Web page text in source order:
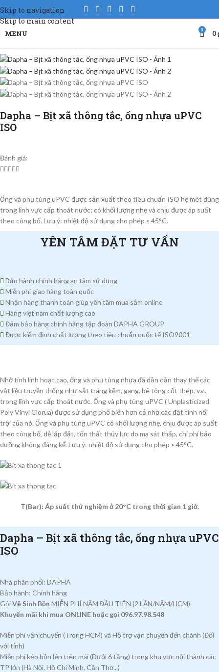
Skip to navigation
Skip to main content
MENU 0 0
Dapha – Bịt xã thông tắc, ống nhựa uPVC
ISO
Đánh giá:

Ống và phụ tùng uPVC được sản xuất theo tiêu chuẩn ISO hệ mét dùng
trong lĩnh vực cấp thoát nước; có khối lượng nhẹ và chịu được áp suất
theo công bố. Lưu ý: nhiệt độ sử dụng cho phép ≤ 45°C.
YÊN TÂM ĐẶT TƯ VẤN
Bảo hành chính hãng an tâm sử dụng
Miễn phí giao hàng toàn quốc
Nhận hàng thanh toán giúp yên tâm mua sắm online
Hàng việt nam chất lượng cao
Đảm bảo hàng chính hãng tập đoàn DAPHA GROUP
Được kiểm định chất lượng theo tiêu chuẩn quốc tế ISO9001
Nhờ tính linh hoạt cao, ống và phụ tùng nhựa đã dần dần thay thế các
vật liệu truyền thống như sắt tráng kẽm, gang, bê tông cốt thép, v.v..
trong lĩnh vực cấp thoát nước. Ống và phụ tùng uPVC ( Unplasticized
Poly Vinyl Clorua) được sử dụng phổ biến hơn cả nhờ các đặt tính nổi
trội của nó. Ống và phụ tùng uPVC có khối lượng nhẹ, chịu được áp suất
theo công bố, dễ lắp đặt, tổn thất thủy lực do ma sát thấp, chi phí bảo
dưỡng không đáng kể. Lưu ý: nhiệt độ sử dụng cho phép ≤ 45°C.
T(Bar): Áp suất thử nghiệm ở 20°C trong thời gian 1 giờ.
Dapha – Bịt xã thông tắc, ống nhựa uPVC
ISO
Nhà phân phối: DAPHA
Bảo hành: Chính hãng
GóiVệ Sinh Bồn MIỄN PHÍ NĂM ĐẦU TIÊN (2 LẦN/NĂM/HCM)
Khuyến mãi khi mua ONLINE hoặc gọi 096.97.98.548
Miễn phí vận chuyển (Trong HCM) và Hỗ trợ vận chuyển đến chành (Đối
với tỉnh)
Miễn phí kéo bồn lên trên mái (Dưới 6 tầng) trong khu vực nội thành các
TP lớn (Hà Nội, Hồ Chí Minh, Cần Thơ...)